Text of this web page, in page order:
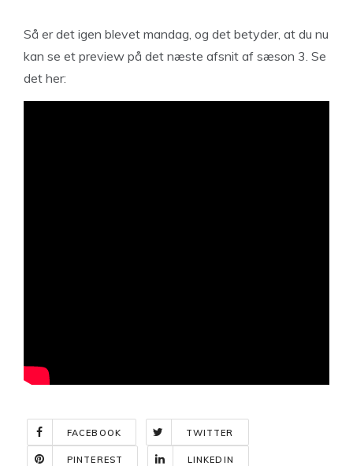
Så er det igen blevet mandag, og det betyder, at du nu
kan se et preview på det næste afsnit af sæson 3. Se
det her:
FACEBOOK TWITTER
PINTEREST LINKEDIN